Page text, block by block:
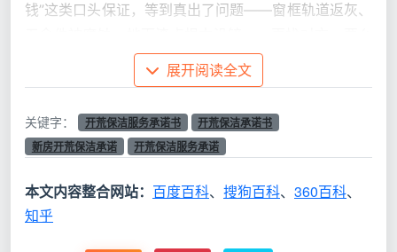
钱”这类口头保证，等到真出了问题——窗框轨道返灰、
电话不接，要么一句话：“我们当时说好了就是这样
的。”
常见的口头
保证
问题出现后的现实
“你放心，肯
定弄干净”
窗框轨道有灰、柜内没吸——对方说“我
展开阅读全文
关键字： 开荒保洁服务承诺书
开荒保洁承诺书
新房开荒保洁承诺
开荒保洁服务承诺
本文内容整合网站： 百度百科、 搜狗百科、 360百科、
知乎